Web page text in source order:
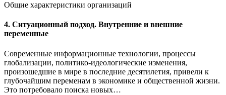
Общие характеристики организаций
4. Ситуационный подход. Внутренние и внешние
переменные
Современные информационные технологии, процессы
глобализации, политико-идеологические изменения,
произошедшие в мире в последние десятилетия, привели к
глубочайшим переменам в экономике и общественной жизни.
Это потребовало поиска новых…